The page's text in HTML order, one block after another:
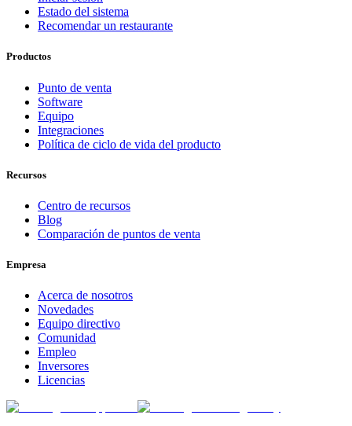
Estado del sistema
Recomendar un restaurante
Productos
Punto de venta
Software
Equipo
Integraciones
Política de ciclo de vida del producto
Recursos
Centro de recursos
Blog
Comparación de puntos de venta
Empresa
Acerca de nosotros
Novedades
Equipo directivo
Comunidad
Empleo
Inversores
Licencias